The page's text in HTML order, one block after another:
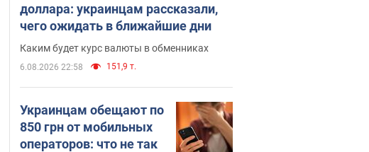
доллара: украинцам рассказали,
чего ожидать в ближайшие дни
Каким будет курс валюты в обменниках
6.08.2026 22:58 151,9 т.
Украинцам обещают по
850 грн от мобильных
операторов: что не так